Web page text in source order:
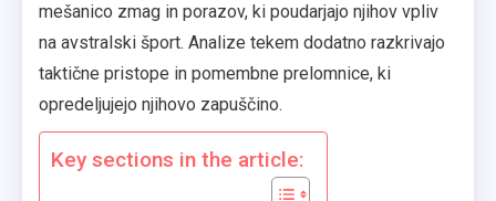
mešanico zmag in porazov, ki poudarjajo njihov vpliv
na avstralski šport. Analize tekem dodatno razkrivajo
taktične pristope in pomembne prelomnice, ki
opredeljujejo njihovo zapuščino.
Key sections in the article: